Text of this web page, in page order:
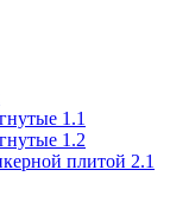
1.1
1.2
плитой 2.1